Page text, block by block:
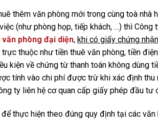
thêm văn phòng mới trong cùng toà nhà
(như phòng họp, tiếp khách, …) thì Công
phòng đại diện, khi có giấy chứng
thuộc như tiền thuê văn phòng, tiền
kiện về chứng từ thanh toán không dùng
tính vào chi phí được trừ khi xác định thu
ty liên hệ cơ quan cấp giấy phép đầu tư
để thực hiện theo đúng quy định tại các